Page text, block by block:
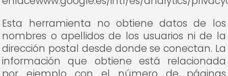
Esta herramienta no obtiene datos de los
nombres o apellidos de los usuarios ni de la
dirección postal desde donde se conectan. La
información que obtiene está relacionada